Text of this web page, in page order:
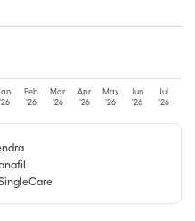
Jan
'26
Feb
'26
Mar
'26
Apr
'26
May
'26
Jun
'26
Jul
'26